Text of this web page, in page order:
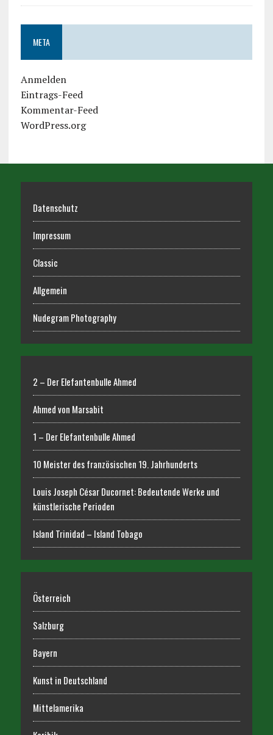
META
Anmelden
Eintrags-Feed
Kommentar-Feed
WordPress.org
Datenschutz
Impressum
Classic
Allgemein
Nudegram Photography
2 – Der Elefantenbulle Ahmed
Ahmed von Marsabit
1 – Der Elefantenbulle Ahmed
10 Meister des französischen 19. Jahrhunderts
Louis Joseph César Ducornet: Bedeutende Werke und
künstlerische Perioden
Island Trinidad – Island Tobago
Österreich
Salzburg
Bayern
Kunst in Deutschland
Mittelamerika